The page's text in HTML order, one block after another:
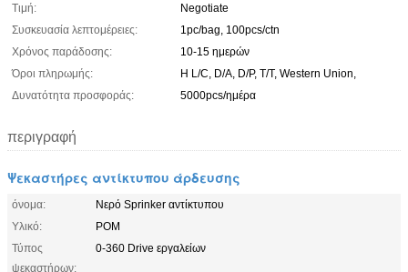
Τιμή:
Negotiate
Συσκευασία λεπτομέρειες:
1pc/bag, 100pcs/ctn
Χρόνος παράδοσης:
10-15 ημερών
Όροι πληρωμής:
Η L/C, D/A, D/P, T/T, Western Union,
Δυνατότητα προσφοράς:
5000pcs/ημέρα
περιγραφή
Ψεκαστήρες αντίκτυπου άρδευσης
όνομα:
Νερό Sprinker αντίκτυπου
Υλικό:
POM
Τύπος
ψεκαστήρων:
0-360 Drive εργαλείων